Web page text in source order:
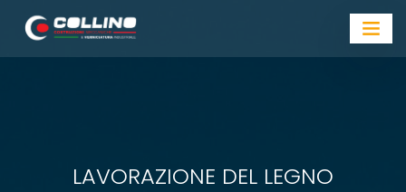
LAVORAZIONE DEL LEGNO